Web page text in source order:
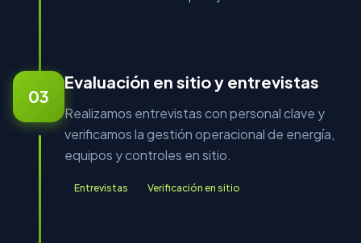
03
Evaluación en sitio y entrevistas
Realizamos entrevistas con personal clave y
verificamos la gestión operacional de energía,
equipos y controles en sitio.
Entrevistas Verificación en sitio